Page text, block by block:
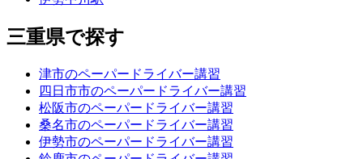
三重県で探す
津市のペーパードライバー講習
四日市市のペーパードライバー講習
松阪市のペーパードライバー講習
桑名市のペーパードライバー講習
伊勢市のペーパードライバー講習